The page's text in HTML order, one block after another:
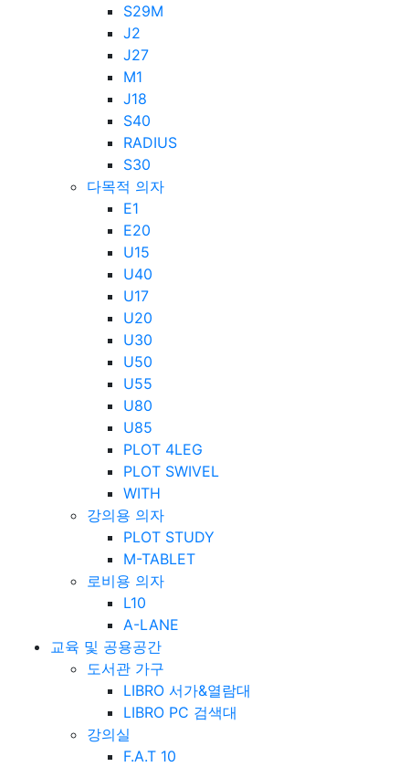
S29M
J2
J27
M1
J18
S40
RADIUS
S30
다목적 의자
E1
E20
U15
U40
U17
U20
U30
U50
U55
U80
U85
PLOT 4LEG
PLOT SWIVEL
WITH
강의용 의자
PLOT STUDY
M-TABLET
로비용 의자
L10
A-LANE
교육 및 공용공간
도서관 가구
LIBRO 서가&열람대
LIBRO PC 검색대
강의실
F.A.T 10